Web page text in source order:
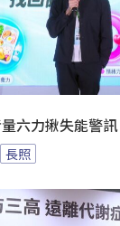
六力揪失能警訊
長照